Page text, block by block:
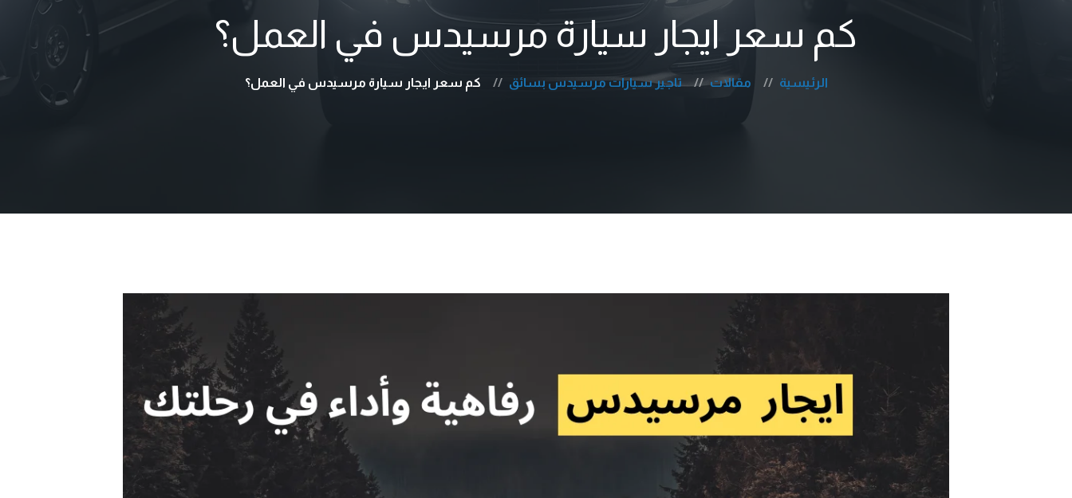
ايجار مرسيدس فيانو
Tourist transport car rental
ايجار جي كلاس مصر
كم سعر ايجار سيارة مرسيدس في العمل؟
الرئيسية مقالات تاجير سيارات مرسيدس بسائق كم سعر ايجار سيارة مرسيدس في العمل؟